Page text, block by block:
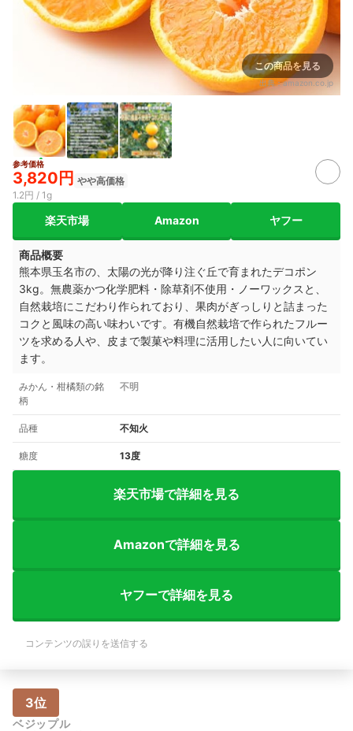
この商品を見る
出典：amazon.co.jp
参考価格
3,820円 やや高価格
1.2円 / 1g
楽天市場 Amazon ヤフー
商品概要
熊本県玉名市の、太陽の光が降り注ぐ丘で育まれたデコポン
3kg。無農薬かつ化学肥料・除草剤不使用・ノーワックスと、
自然栽培にこだわり作られており、果肉がぎっしりと詰まった
コクと風味の高い味わいです。有機自然栽培で作られたフルー
ツを求める人や、皮まで製菓や料理に活用したい人に向いてい
ます。
みかん・柑橘類の銘
柄
不明
品種 不知火
糖度 13度
楽天市場で詳細を見る
Amazonで詳細を見る
ヤフーで詳細を見る
コンテンツの誤りを送信する
3位
ベジップル